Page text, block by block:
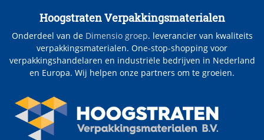
Hoogstraten Verpakkingsmaterialen
Onderdeel van de Dimensio groep. leverancier van kwaliteits
verpakkingsmaterialen. One-stop-shopping voor
verpakkingshandelaren en industriële bedrijven in Nederland
en Europa. Wij helpen onze partners om te groeien.